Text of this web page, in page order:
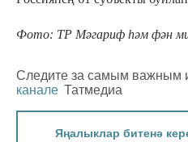
Фото: ТР Мәгариф һәм фән
Следите за самым важным
канале Татмедиа
Яңалыклар битенә